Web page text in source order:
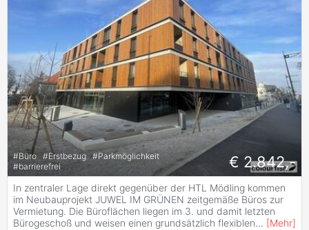
#Büro #Erstbezug #Parkmöglichkeit
#barrierefrei € 2.842,-
In zentraler Lage direkt gegenüber der HTL Mödling kommen
im Neubauprojekt JUWEL IM GRÜNEN zeitgemäße Büros zur
Vermietung. Die Büroflächen liegen im 3. und damit letzten
Bürogeschoß und weisen einen grundsätzlich flexiblen... [Mehr]